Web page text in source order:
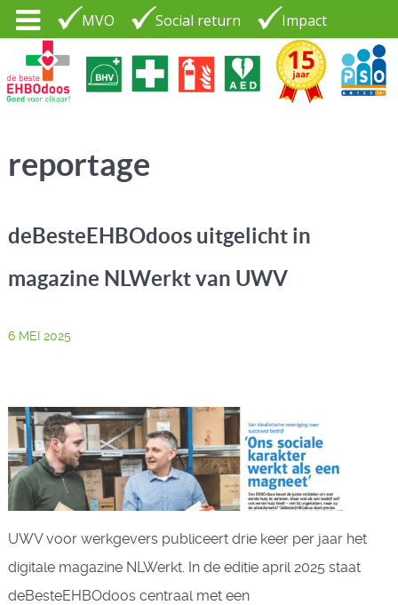
MVO Social return Impact
PSO30+
Tel. 035 - 7370265
CONTACT
reportage
deBesteEHBOdoos uitgelicht in
magazine NLWerkt van UWV
6 MEI 2025
UWV voor werkgevers publiceert drie keer per jaar het
digitale magazine NLWerkt. In de editie april 2025 staat
deBesteEHBOdoos centraal met een